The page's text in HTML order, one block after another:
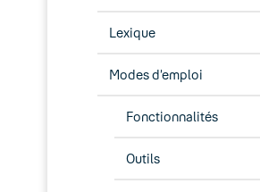
Lexique
Modes d’emploi
Fonctionnalités
Outils